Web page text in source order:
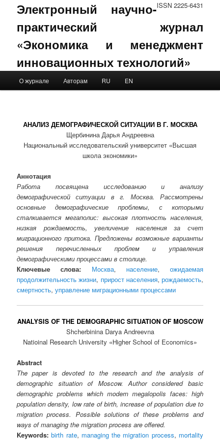
ISSN 2225-6431
Электронный научно-
практический журнал
«Экономика и менеджмент
инновационных технологий»
Skip to primary content
Skip to secondary content
О журнале Авторам RU EN
АНАЛИЗ ДЕМОГРАФИЧЕСКОЙ СИТУАЦИИ В Г. МОСКВА
Щербинина Дарья Андреевна
Национальный исследовательский университет «Высшая
школа экономики»
Аннотация
Работа посвящена исследованию и анализу
демографической ситуации в г. Москва. Рассмотрены
основные демографические проблемы, с которыми
сталкивается мегаполис: высокая плотность населения,
низкая рождаемость, увеличение населения за счет
миграционного притока. Предложены возможные варианты
решения перечисленных проблем и управления
демографическими процессами в столице.
Ключевые слова:
Москва, население, ожидаемая
продолжительность жизни, прирост населения, рождаемость,
смертность,управление миграционными процессами
ANALYSIS OF THE DEMOGRAPHIC SITUATION OF MOSCOW
Shcherbinina Darya Andreevna
Natioinal Research University «Higher School of Economics»
Abstract
The paper is devoted to the research and the analysis of
demographic situation of Moscow. Author considered basic
demographic problems which modern megalopolis faces: high
population density, low rate of birth, increase of population due to
migration process. Possible solutions of these problems and
ways of managing the migration process are offered.
Keywords: birth rate, managing the migration process, mortality